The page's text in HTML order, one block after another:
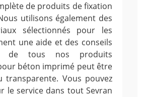
de produits de fixation
utilisons également des
sélectionnés pour les
une aide et des conseils
de tous nos produits
béton imprimé peut être
Vous pouvez
le service dans tout Sevran